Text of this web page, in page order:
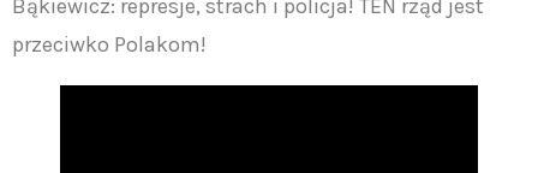
Bąkiewicz: represje, strach i policja! TEN rząd jest
przeciwko Polakom!